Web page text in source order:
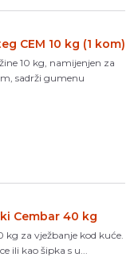
CEM 10 kg (1 kom)
10 kg, namijenjen za
sadrži gumenu
Cembar 40 kg
kg za vježbanje kod kuće.
ili kao šipka s u...